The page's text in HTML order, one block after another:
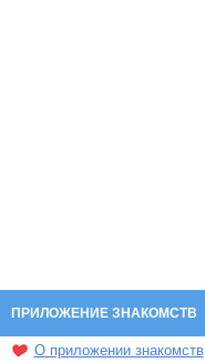
ПРИЛОЖЕНИЕ ЗНАКОМСТВ
О приложении знакомств